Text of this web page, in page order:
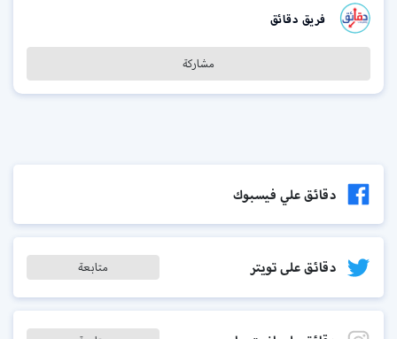
فريق دقائق
مشاركة
دقائق علي فيسبوك
دقائق على تويتر متابعة